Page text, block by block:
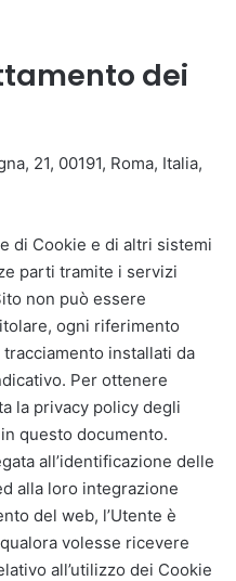
dei
21, 00191, Roma, Italia,
di Cookie e di altri sistemi
parti tramite i servizi
non può essere
ogni riferimento
installati da
Per ottenere
la privacy policy degli
questo documento.
all’identificazione delle
alla loro integrazione
del web, l’Utente è
volesse ricevere
all’utilizzo dei Cookie